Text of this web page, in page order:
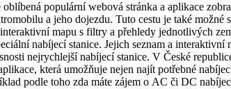
oblíbená populární webová stránka a aplikace
a jeho dojezdu. Tuto cestu je také možné
mapu s filtry a přehledy jednotlivých
nabíjecí stanice. Jejich seznam a
nejrychlejší nabíjecí stanice. V České
která umožňuje nejen najít potřebné
podle toho zda máte zájem o AC či DC